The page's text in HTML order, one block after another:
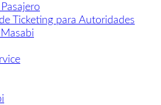
Ticketing para Autoridades